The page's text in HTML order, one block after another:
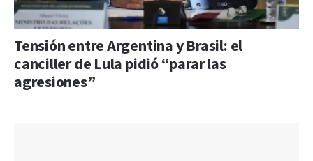
Tensión entre Argentina y Brasil: el
canciller de Lula pidió “parar las
agresiones”